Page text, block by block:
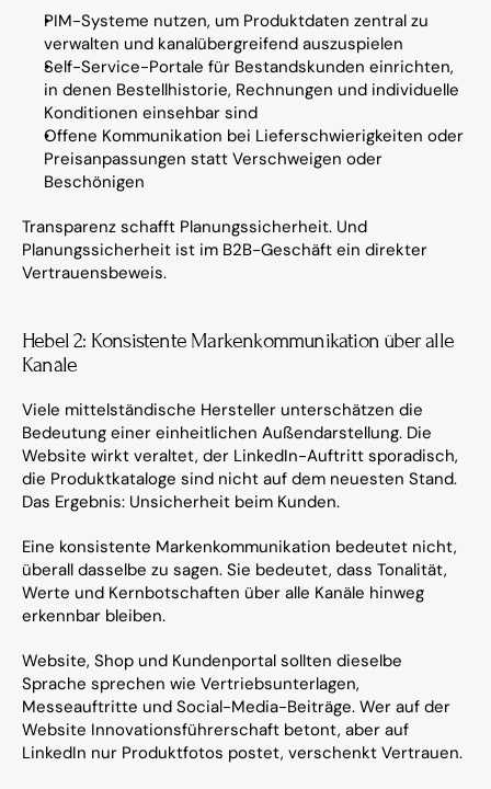
PIM-Systeme nutzen, um Produktdaten zentral zu
verwalten und kanalübergreifend auszuspielen
Self-Service-Portale für Bestandskunden einrichten,
in denen Bestellhistorie, Rechnungen und individuelle
Konditionen einsehbar sind
Offene Kommunikation bei Lieferschwierigkeiten oder
Preisanpassungen statt Verschweigen oder
Beschönigen
Transparenz schafft Planungssicherheit. Und
Planungssicherheit ist im B2B-Geschäft ein direkter
Vertrauensbeweis.
Hebel 2: Konsistente Markenkommunikation über alle
Kanäle
Viele mittelständische Hersteller unterschätzen die
Bedeutung einer einheitlichen Außendarstellung. Die
Website wirkt veraltet, der LinkedIn-Auftritt sporadisch,
die Produktkataloge sind nicht auf dem neuesten Stand.
Das Ergebnis: Unsicherheit beim Kunden.
Eine konsistente Markenkommunikation bedeutet nicht,
überall dasselbe zu sagen. Sie bedeutet, dass Tonalität,
Werte und Kernbotschaften über alle Kanäle hinweg
erkennbar bleiben.
Website, Shop und Kundenportal sollten dieselbe
Sprache sprechen wie Vertriebsunterlagen,
Messeauftritte und Social-Media-Beiträge. Wer auf der
Website Innovationsführerschaft betont, aber auf
LinkedIn nur Produktfotos postet, verschenkt Vertrauen.